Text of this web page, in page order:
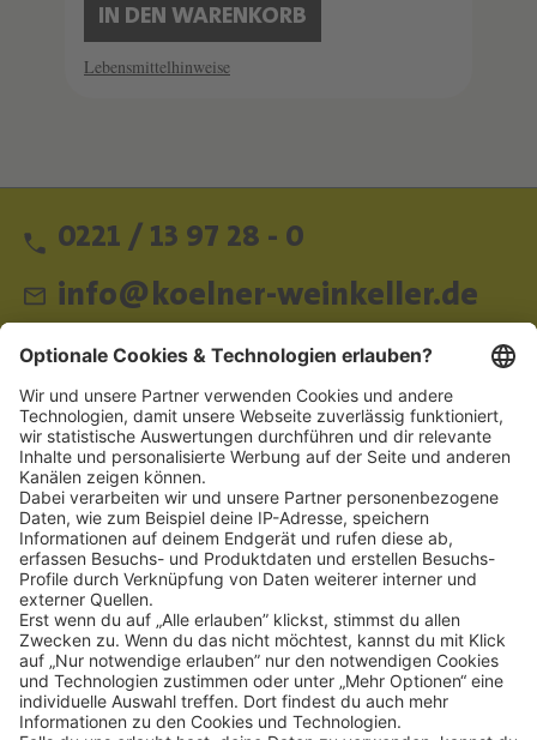
IN DEN WARENKORB
Lebensmittelhinweise
0221 / 13 97 28 - 0
info@koelner-weinkeller.de
Schnellzugriff
ZAHLUNGSMETHODEN
SOCIAL
NEWSLETTER
BESUCHEN SIE UNS